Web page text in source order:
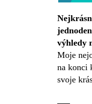
Moje
na konci
svoje